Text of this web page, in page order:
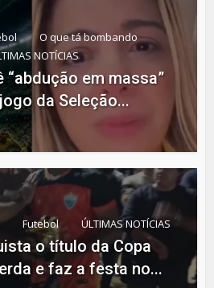
O que tá bombando
NOTÍCIAS
“abdução em massa”
da Seleção...
Futebol ÚLTIMAS NOTÍCIAS
o título da Copa
e faz a festa no...